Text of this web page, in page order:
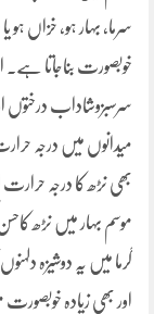
سرما، بہار ہو، خزاں
خوبصورت بناجاتا ہے۔
سرسبزوشاداب
میدانوں میں درجہ
بھی نڑھ کا درجہ
موسم بہار میں نڑھ
گرما میں یہ دوشیزہ
اور بھی زیادہ